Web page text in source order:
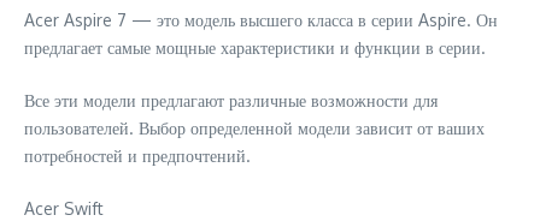
Acer Aspire 7 — это модель высшего класса в серии Aspire. Он
предлагает самые мощные характеристики и функции в серии.
Все эти модели предлагают различные возможности для
пользователей. Выбор определенной модели зависит от ваших
потребностей и предпочтений.
Acer Swift